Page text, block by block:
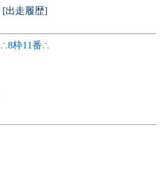
[出走履歴]
∴8枠11番∴